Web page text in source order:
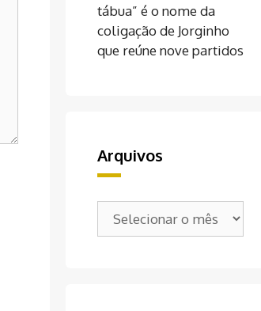
tábua” é o nome da
coligação de Jorginho
que reúne nove partidos
Arquivos